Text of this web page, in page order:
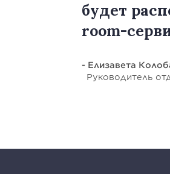
будет
room-
- Елизавета
Руководитель